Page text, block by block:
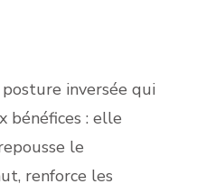
inversée qui
bénéfices : elle
le
renforce les